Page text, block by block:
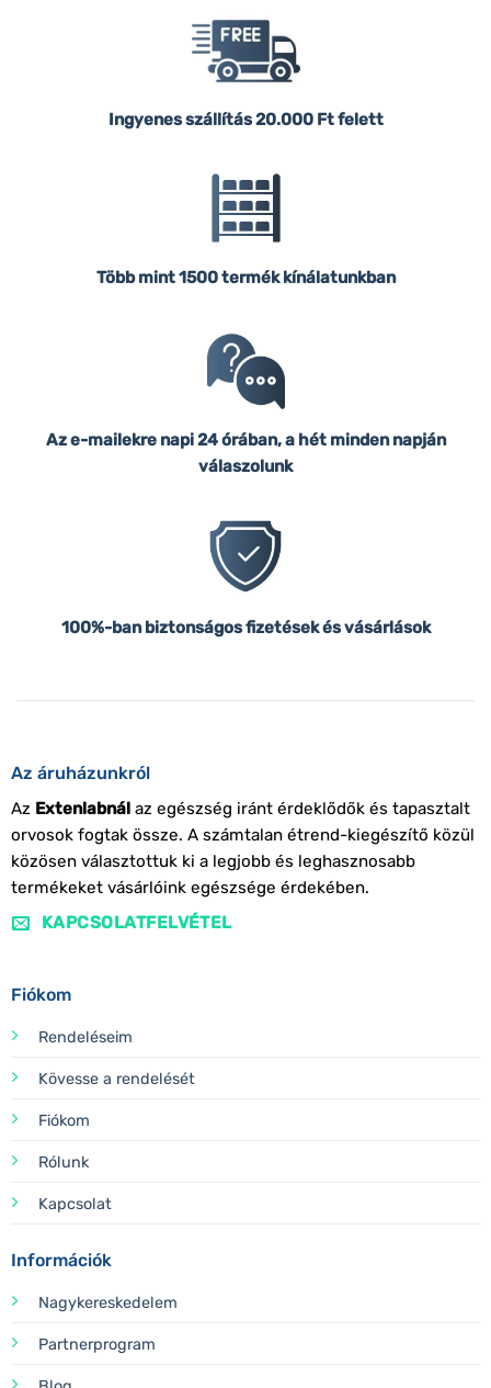
Ingyenes szállítás20.000 Ft felett
Több mint 1500 termék kínálatunkban
Az e-mailekre napi 24 órában, a hét minden napján
válaszolunk
100%-ban biztonságos fizetések és vásárlások
Az áruházunkról
Az Extenlabnálaz egészség iránt érdeklődők és tapasztalt
orvosok fogtak össze. A számtalan étrend-kiegészítő közül
közösen választottuk ki a legjobb és leghasznosabb
termékeket vásárlóink egészsége érdekében.
KAPCSOLATFELVÉTEL
Fiókom
Rendeléseim
Kövesse a rendelését
Fiókom
Rólunk
Kapcsolat
Információk
Nagykereskedelem
Partnerprogram